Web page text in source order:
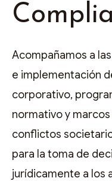
Acompañamos a
e implementación
corporativo,
normativo y
conflictos
para la toma de
jurídicamente a los